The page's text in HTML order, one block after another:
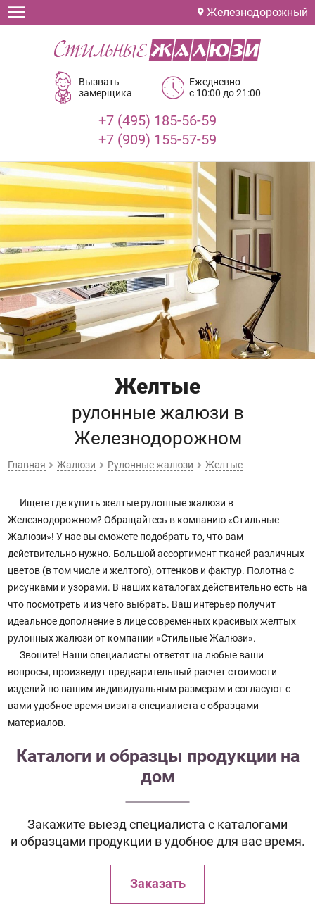
Железнодорожный
Вызвать
замерщика
Ежедневно
с 10:00 до 21:00
+7 (495) 185-56-59
+7 (909) 155-57-59
Желтые
рулонные жалюзи в
Железнодорожном
Главная Жалюзи Рулонные жалюзи Желтые
Ищете где купить желтые рулонные жалюзи в
Железнодорожном? Обращайтесь в компанию «Стильные
Жалюзи»! У нас вы сможете подобрать то, что вам
действительно нужно. Большой ассортимент тканей различных
цветов (в том числе и желтого), оттенков и фактур. Полотна с
рисунками и узорами. В наших каталогах действительно есть на
что посмотреть и из чего выбрать. Ваш интерьер получит
идеальное дополнение в лице современных красивых желтых
рулонных жалюзи от компании «Стильные Жалюзи».
Звоните! Наши специалисты ответят на любые ваши
вопросы, произведут предварительный расчет стоимости
изделий по вашим индивидуальным размерам и согласуют с
вами удобное время визита специалиста с образцами
материалов.
Каталоги и образцы продукции на
дом
Закажите выезд специалиста с каталогами
и образцами продукции в удобное для вас время.
Заказать